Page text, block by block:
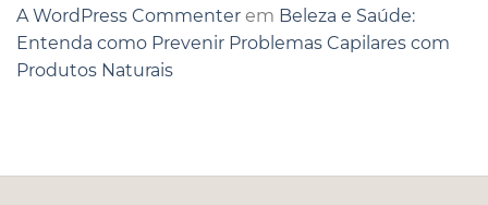
A WordPress Commenter em Beleza e Saúde:
Entenda como Prevenir Problemas Capilares com
Produtos Naturais